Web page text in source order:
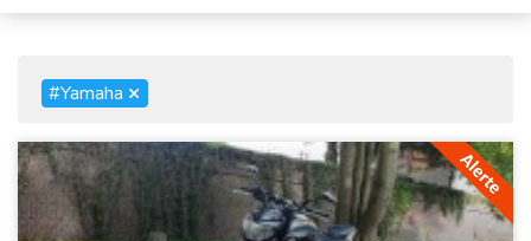
#Yamaha ×